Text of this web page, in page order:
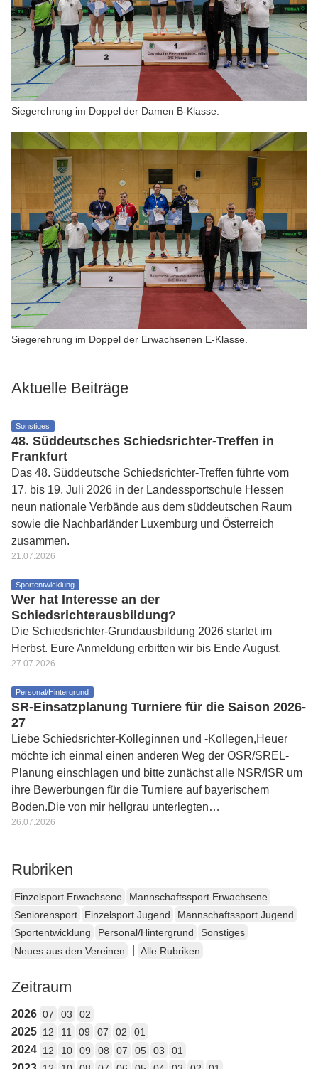
Siegerehrung im Doppel der Damen B-Klasse.
Siegerehrung im Doppel der Erwachsenen E-Klasse.
Aktuelle Beiträge
Sonstiges
48. Süddeutsches Schiedsrichter-Treffen in
Frankfurt
Das 48. Süddeutsche Schiedsrichter-Treffen führte vom
17. bis 19. Juli 2026 in der Landessportschule Hessen
neun nationale Verbände aus dem süddeutschen Raum
sowie die Nachbarländer Luxemburg und Österreich
zusammen.
21.07.2026
Sportentwicklung
Wer hat Interesse an der
Schiedsrichterausbildung?
Die Schiedsrichter-Grundausbildung 2026 startet im
Herbst. Eure Anmeldung erbitten wir bis Ende August.
27.07.2026
Personal/Hintergrund
SR-Einsatzplanung Turniere für die Saison 2026-
27
Liebe Schiedsrichter-Kolleginnen und -Kollegen,Heuer
möchte ich einmal einen anderen Weg der OSR/SREL-
Planung einschlagen und bitte zunächst alle NSR/ISR um
ihre Bewerbungen für die Turniere auf bayerischem
Boden.Die von mir hellgrau unterlegten…
26.07.2026
Rubriken
Einzelsport Erwachsene
Mannschaftssport Erwachsene
Seniorensport
Einzelsport Jugend
Mannschaftssport Jugend
Sportentwicklung
Personal/Hintergrund
Sonstiges
Neues aus den Vereinen
Alle Rubriken
Zeitraum
2026 07 03 02
2025 12 11 09 07 02 01
2024 12 10 09 08 07 05 03 01